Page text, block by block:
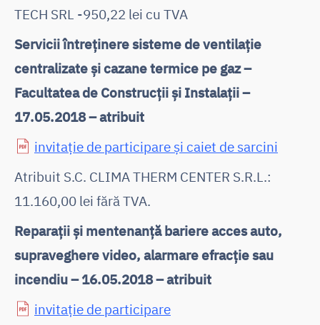
TECH SRL -950,22 lei cu TVA
Servicii întreținere sisteme de ventilație
centralizate și cazane termice pe gaz –
Facultatea de Construcții și Instalații –
17.05.2018 – atribuit
invitație de participare și caiet de sarcini
Atribuit S.C. CLIMA THERM CENTER S.R.L.:
11.160,00 lei fără TVA.
Reparații și mentenanță bariere acces auto,
supraveghere video, alarmare efracție sau
incendiu – 16.05.2018 – atribuit
invitație de participare